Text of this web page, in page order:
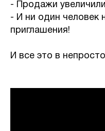
- Продажи
- И ни один человек
приглашения!
И все это в